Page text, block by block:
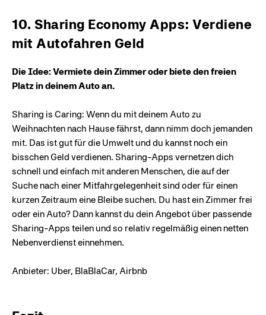
10. Sharing Economy Apps: Verdiene
mit Autofahren Geld
Die Idee: Vermiete dein Zimmer oder biete den freien
Platz in deinem Auto an.
Sharing is Caring: Wenn du mit deinem Auto zu
Weihnachten nach Hause fährst, dann nimm doch jemanden
mit. Das ist gut für die Umwelt und du kannst noch ein
bisschen Geld verdienen. Sharing-Apps vernetzen dich
schnell und einfach mit anderen Menschen, die auf der
Suche nach einer Mitfahrgelegenheit sind oder für einen
kurzen Zeitraum eine Bleibe suchen. Du hast ein Zimmer frei
oder ein Auto? Dann kannst du dein Angebot über passende
Sharing-Apps teilen und so relativ regelmäßig einen netten
Nebenverdienst einnehmen.
Anbieter: Uber, BlaBlaCar, Airbnb